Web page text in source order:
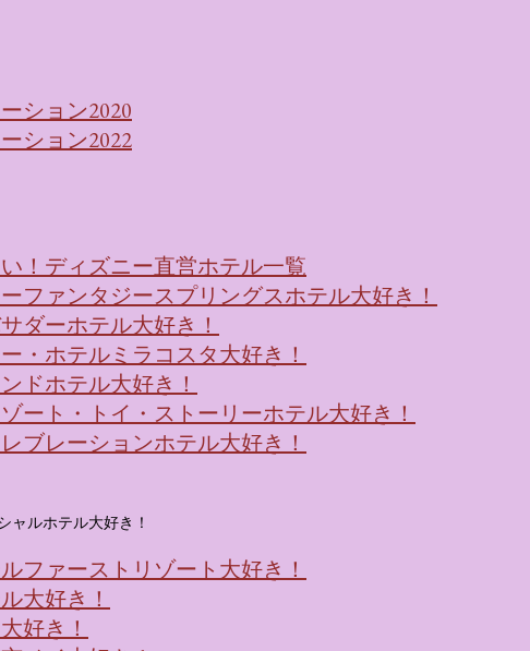
ション2020
ション2022
！ディズニー直営ホテル一覧
ファンタジースプリングスホテル大好き！
ダーホテル大好き！
・ホテルミラコスタ大好き！
ドホテル大好き！
ート・トイ・ストーリーホテル大好き！
ブレーションホテル大好き！
ャルホテル大好き！
ファーストリゾート大好き！
大好き！
好き！